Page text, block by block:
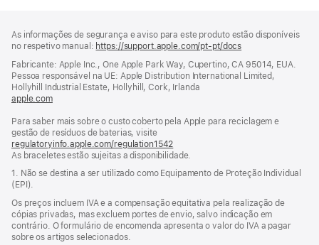
de
rodapé
As informações de segurança e aviso para este produto estão disponíveis
no respetivo manual: https://support.apple.com/pt-pt/docs
nova
janela)
Fabricante: Apple Inc., One Apple Park Way, Cupertino, CA 95014, EUA.
Pessoa responsável na UE: Apple Distribution International Limited,
Hollyhill Industrial Estate, Hollyhill, Cork, Irlanda
apple.com(abre
nova
janela)
Para saber mais sobre o custo coberto pela Apple para reciclagem e
gestão de resíduos de baterias, visite
regulatoryinfo.apple.com/regulation1542
numa
nova
janela)
As braceletes estão sujeitas a disponibilidade.
1. Não se destina a ser utilizado como Equipamento de Proteção Individual
(EPI).
Os preços incluem IVA e a compensação equitativa pela realização de
cópias privadas, mas excluem portes de envio, salvo indicação em
contrário. O formulário de encomenda apresenta o valor do IVA a pagar
sobre os artigos selecionados.